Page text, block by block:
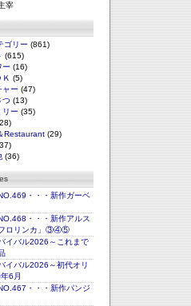
宰
ゴリー (861)
(615)
ー (16)
Ｋ (5)
ャー (47)
つ (13)
リー (35)
Restaurant (29)
(36)
・・・新作ガーベ
・・・新作アルス
フロリンカ」③④⑤
イバル2026～これまで
イバル2026～初代オリ
6月
・・・新作パンジ